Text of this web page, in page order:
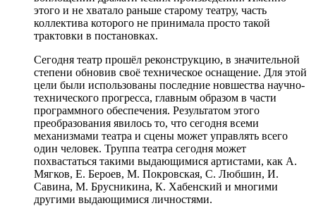
этого и не хватало раньше старому театру, часть
коллектива которого не принимала просто такой
трактовки в постановках.
Сегодня театр прошёл реконструкцию, в значительной
степени обновив своё техническое оснащение. Для этой
цели были использованы последние новшества научно-
технического прогресса, главным образом в части
программного обеспечения. Результатом этого
преобразования явилось то, что сегодня всеми
механизмами театра и сцены может управлять всего
один человек. Труппа театра сегодня может
похвастаться такими выдающимися артистами, как А.
Мягков, Е. Бероев, М. Покровская, С. Любшин, И.
Савина, М. Брусникина, К. Хабенский и многими
другими выдающимися личностями.